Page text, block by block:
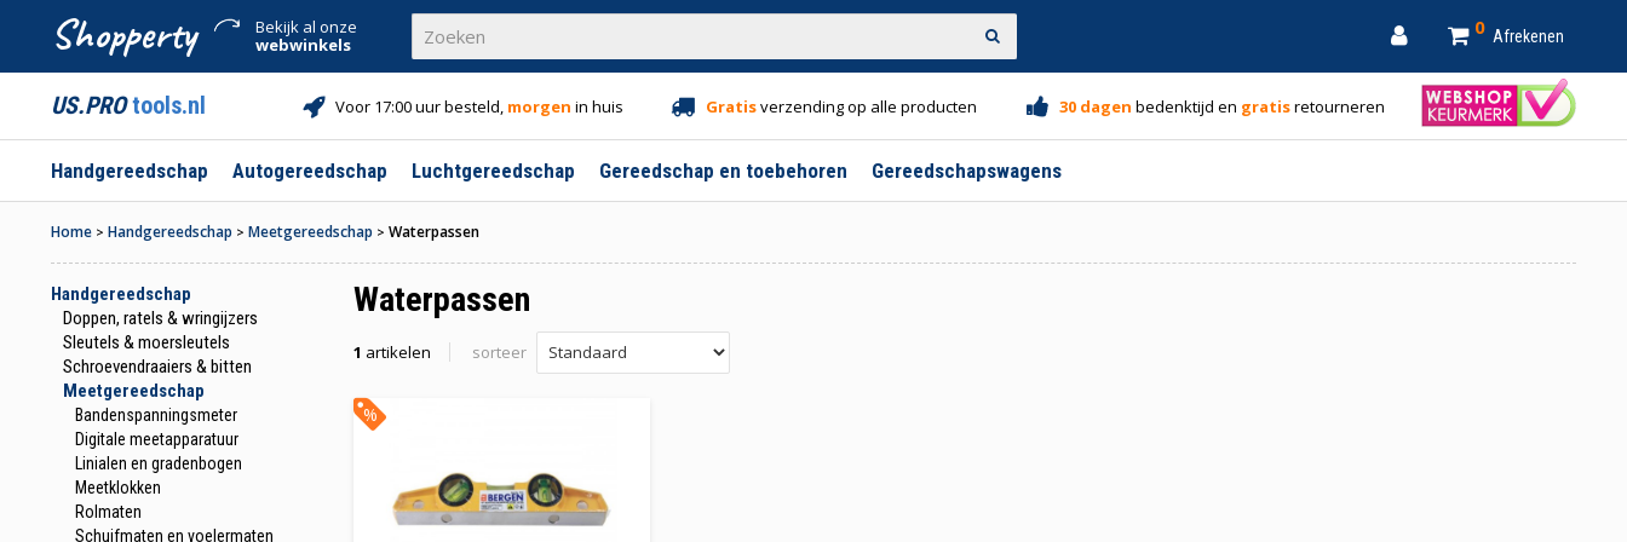
Shopperty
Bekijk al onze
webwinkels
Afrekenen
0
US.PROtools.nl Voor 17:00 uur besteld, morgen in huis Gratisverzending op alle producten 30 dagen bedenktijd en gratisretourneren
Handgereedschap Autogereedschap Luchtgereedschap Gereedschap en toebehoren Gereedschapswagens
Home > Handgereedschap > Meetgereedschap > Waterpassen
Waterpassen
1 artikelen sorteer
%
Handgereedschap
Doppen, ratels & wringijzers
Sleutels & moersleutels
Schroevendraaiers & bitten
Meetgereedschap
Bandenspanningsmeter
Digitale meetapparatuur
Linialen en gradenbogen
Meetklokken
Rolmaten
Schuifmaten en voelermaten